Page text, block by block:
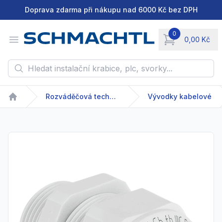
Doprava zdarma při nákupu nad 6000 Kč bez DPH
Open menu
0
0,00 Kč
items in cart,
Hledat instalační krabice, plc, svorky...
Home
Rozváděčová technika Vývodky kabelové